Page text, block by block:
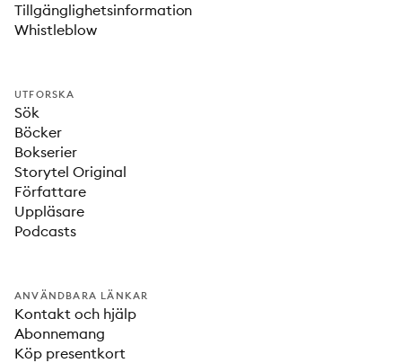
Tillgänglighetsinformation
Whistleblow
UTFORSKA
Sök
Böcker
Bokserier
Storytel Original
Författare
Uppläsare
Podcasts
ANVÄNDBARA LÄNKAR
Kontakt och hjälp
Abonnemang
Köp presentkort